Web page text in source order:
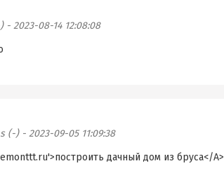
- 2023-08-14 12:08:08
(-)- 2023-09-05 11:09:38
дачный дом из бруса</A>